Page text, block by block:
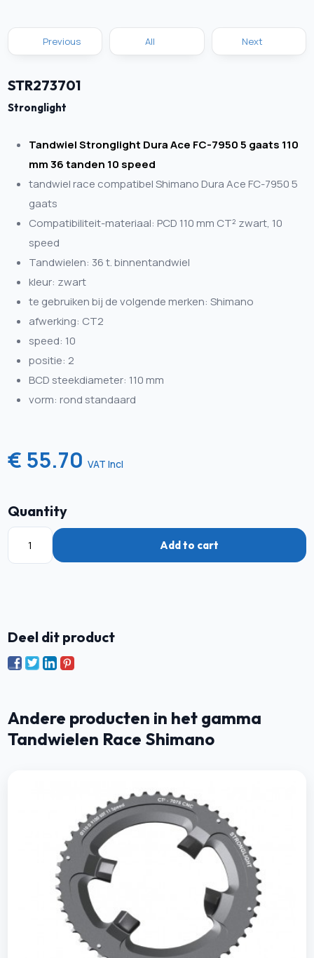
Previous All Next
STR273701
Stronglight
Tandwiel Stronglight Dura Ace FC-7950 5 gaats 110
mm 36 tanden 10 speed
tandwiel race compatibel Shimano Dura Ace FC-7950 5
gaats
Compatibiliteit-materiaal: PCD 110 mm CT² zwart, 10
speed
Tandwielen: 36 t. binnentandwiel
kleur: zwart
te gebruiken bij de volgende merken: Shimano
afwerking: CT2
speed: 10
positie: 2
BCD steekdiameter: 110 mm
vorm: rond standaard
€ 55.70VAT Incl
Quantity
Add to cart
Deel dit product
Andere producten in het gamma
Tandwielen Race Shimano